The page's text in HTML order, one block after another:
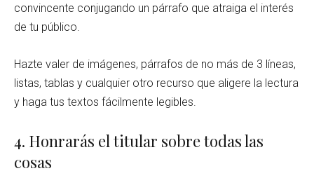
convincente conjugando un párrafo que atraiga el interés
de tu público.
Hazte valer de imágenes, párrafos de no más de 3 líneas,
listas, tablas y cualquier otro recurso que aligere la lectura
y haga tus textos fácilmente legibles.
4. Honrarás el titular sobre todas las
cosas